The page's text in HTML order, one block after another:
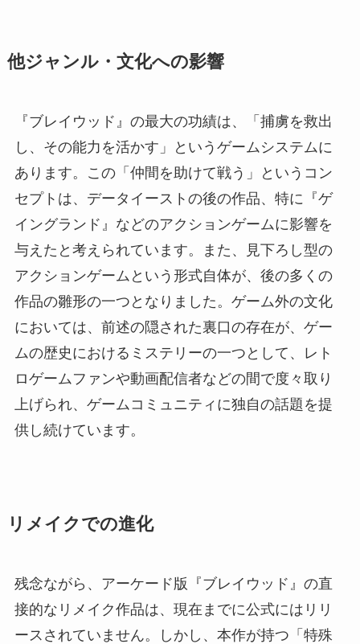
他ジャンル・文化への影響
『ブレイウッド』の最大の功績は、「捕虜を救出
し、その能力を活かす」というゲームシステムに
あります。この「仲間を助けて戦う」というコン
セプトは、データイーストの後の作品、特に『ゲ
イングランド』などのアクションゲームに影響を
与えたと考えられています。また、見下ろし型の
アクションゲームという形式自体が、後の多くの
作品の雛形の一つとなりました。ゲーム外の文化
においては、前述の隠された裏口の存在が、ゲー
ムの歴史におけるミステリーの一つとして、レト
ロゲームファンや動画配信者などの間で度々取り
上げられ、ゲームコミュニティに独自の話題を提
供し続けています。
リメイクでの進化
残念ながら、アーケード版『ブレイウッド』の直
接的なリメイク作品は、現在までに公式にはリリ
ースされていません。しかし、本作が持つ「特殊